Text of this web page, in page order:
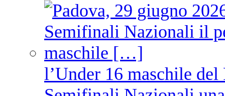
l’Under 16 maschile